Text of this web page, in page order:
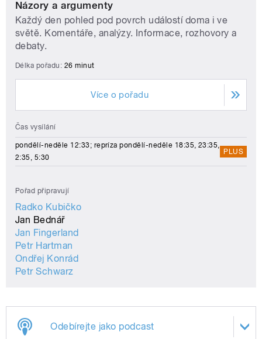
Názory a argumenty
Každý den pohled pod povrch událostí doma i ve
světě. Komentáře, analýzy. Informace, rozhovory a
debaty.
Délka pořadu: 26 minut
Více o pořadu
Čas vysílání
pondělí-neděle 12:33; repríza pondělí-neděle 18:35, 23:35,
2:35, 5:30
PLUS
Pořad připravují
Radko Kubičko
Jan Bednář
Jan Fingerland
Petr Hartman
Ondřej Konrád
Petr Schwarz
Odebírejte jako podcast